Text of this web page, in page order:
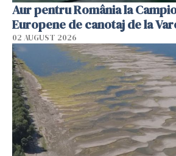
Aur pentru România la
Europene de canotaj de la
02 AUGUST 2026